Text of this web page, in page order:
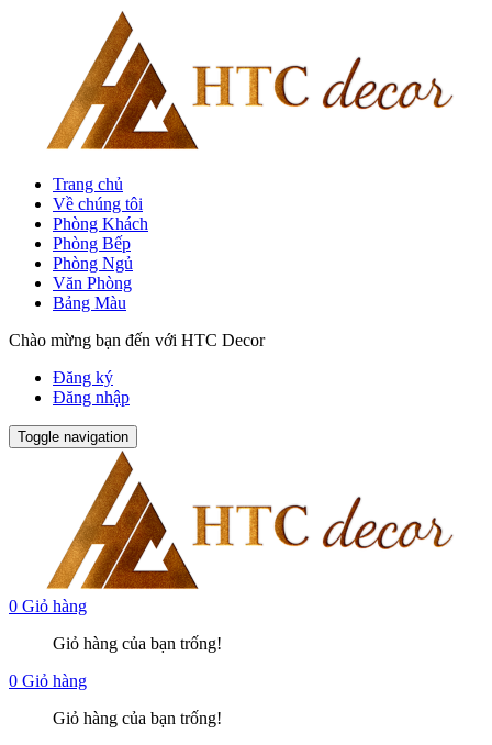
Trang chủ
Về chúng tôi
Phòng Khách
Phòng Bếp
Phòng Ngủ
Văn Phòng
Bảng Màu
Chào mừng bạn đến với HTC Decor
Đăng ký
Đăng nhập
Toggle navigation
0 Giỏ hàng
Giỏ hàng của bạn trống!
0 Giỏ hàng
Giỏ hàng của bạn trống!